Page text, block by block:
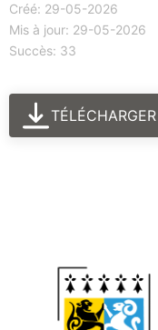
Créé: 29-05-2026
Mis à jour: 29-05-2026
Succès: 33
TÉLÉCHARGER